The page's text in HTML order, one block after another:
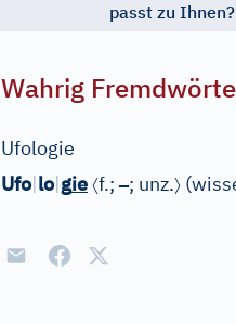
passt zu Ihnen?
Wahrig
Ufologie
Ufo|lo|gie〈f.;–; unz.〉